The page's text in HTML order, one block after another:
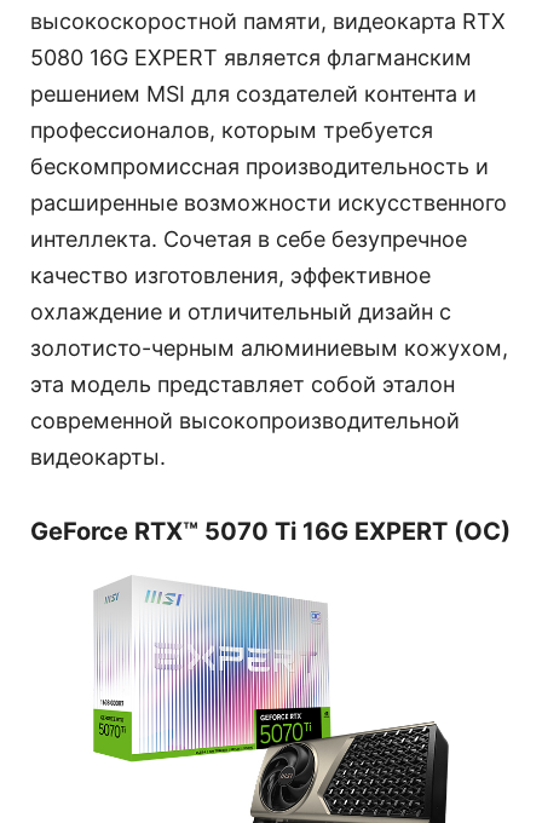
высокоскоростной памяти, видеокарта RTX
5080 16G EXPERT является флагманским
решением MSI для создателей контента и
профессионалов, которым требуется
бескомпромиссная производительность и
расширенные возможности искусственного
интеллекта. Сочетая в себе безупречное
качество изготовления, эффективное
охлаждение и отличительный дизайн с
золотисто-черным алюминиевым кожухом,
эта модель представляет собой эталон
современной высокопроизводительной
видеокарты.
GeForce RTX™ 5070 Ti 16G EXPERT (OC)